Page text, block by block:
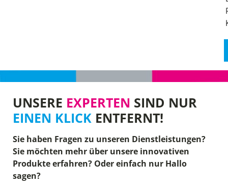
UNSERE EXPERTEN SIND NUR
EINEN KLICK ENTFERNT!
Sie haben Fragen zu unseren Dienstleistungen?
Sie möchten mehr über unsere innovativen
Produkte erfahren? Oder einfach nur Hallo
sagen?